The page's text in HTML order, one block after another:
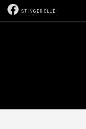
STINGER CLUB